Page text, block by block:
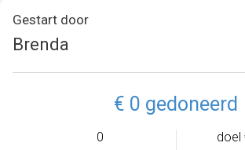
Gestart door
Brenda
€ 0 gedoneerd
0
doel